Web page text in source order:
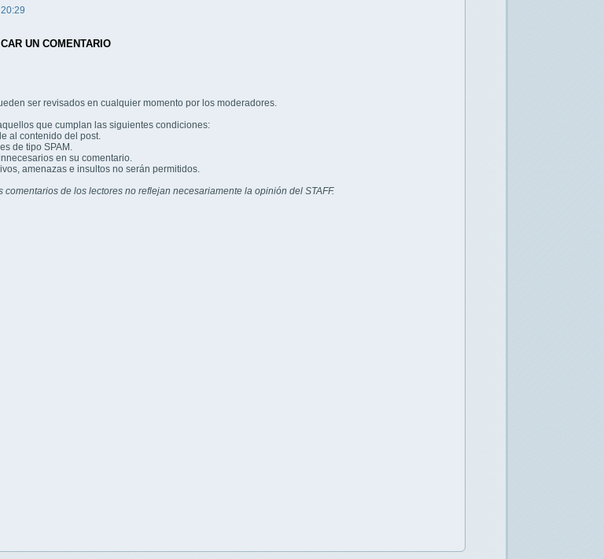
UN COMENTARIO
ser revisados en cualquier momento por los moderadores.
que cumplan las siguientes condiciones:
al contenido del post.
de tipo SPAM.
en su comentario.
amenazas e insultos no serán permitidos.
comentarios de los lectores no reflejan necesariamente la opinión del STAFF.